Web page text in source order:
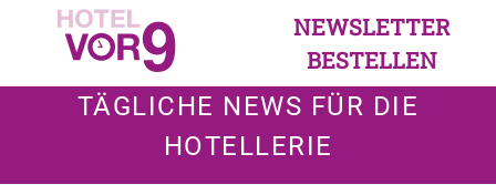
NEWSLETTER
BESTELLEN
TÄGLICHE NEWS FÜR DIE
HOTELLERIE